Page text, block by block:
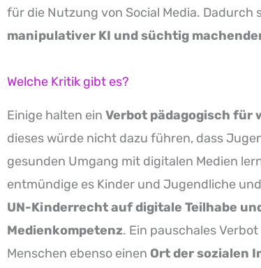
für die Nutzung von Social Media. Dadurch
manipulativer KI und süchtig
Welche Kritik gibt es?
Einige halten ein Verbot pädagogisch für
dieses würde nicht dazu führen, dass
gesunden Umgang mit digitalen Medien
entmündige es Kinder und Jugendliche und
UN-Kinderrecht auf digitale Teilhabe
Medienkompetenz. Ein pauschales
Menschen ebenso einen Ort der sozialen